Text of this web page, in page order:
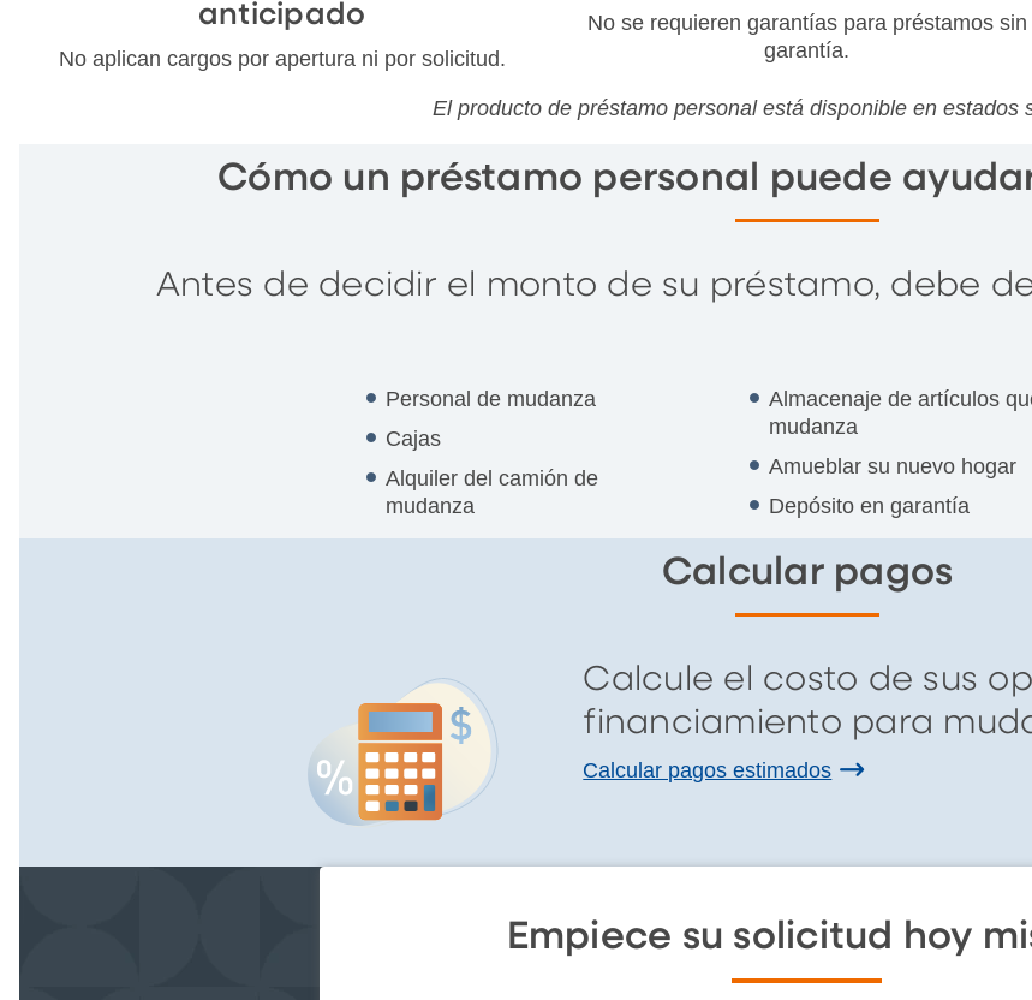
anticipado
No aplican cargos por apertura ni por solicitud.
No se requieren garantías para préstamos sin
garantía.
El producto de préstamo personal está disponible en estados
Cómo un préstamo personal puede
Antes de decidir el monto de su préstamo, debe
Personal de mudanza
Cajas
Alquiler del camión de
mudanza
Almacenaje de artículos
mudanza
Amueblar su nuevo hogar
Depósito en garantía
Calcular pagos
Calcule el costo de sus
financiamiento para
Calcular pagos estimados
Empiece su solicitud hoy